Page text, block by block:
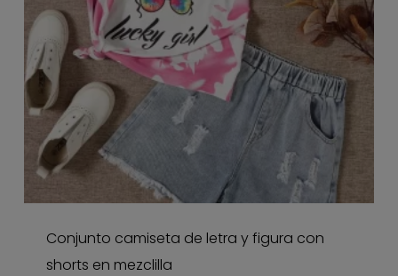
Conjunto camiseta de letra y figura con
shorts en mezclilla